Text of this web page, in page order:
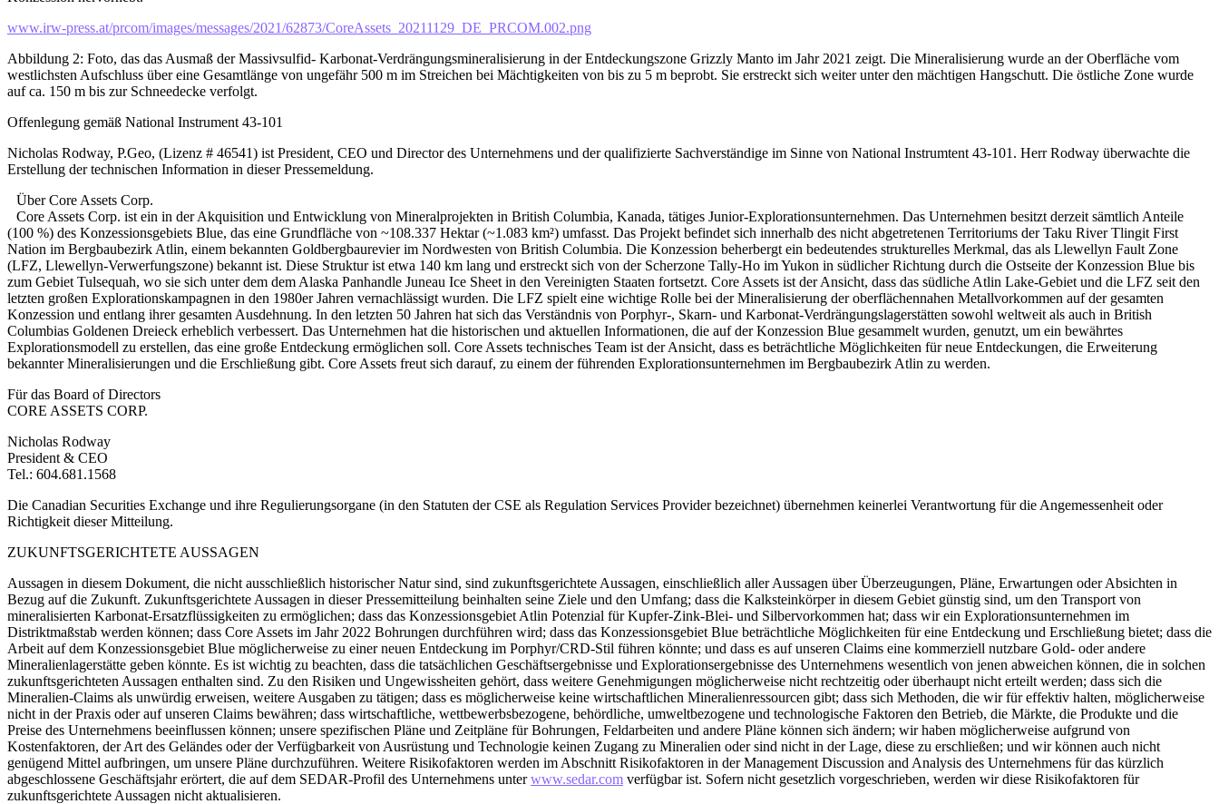
www.irw-press.at/prcom/images/messages/2021/62873/CoreAssets_20211129_DE_PRCOM.002.png
Abbildung 2: Foto, das das Ausmaß der Massivsulfid- Karbonat-Verdrängungsmineralisierung in der Entdeckungszone Grizzly Manto im Jahr 2021 zeigt. Die Mineralisierung wurde an der Oberfläche vom
westlichsten Aufschluss über eine Gesamtlänge von ungefähr 500 m im Streichen bei Mächtigkeiten von bis zu 5 m beprobt. Sie erstreckt sich weiter unter den mächtigen Hangschutt. Die östliche Zone wurde
auf ca. 150 m bis zur Schneedecke verfolgt.
Offenlegung gemäß National Instrument 43-101
Nicholas Rodway, P.Geo, (Lizenz # 46541) ist President, CEO und Director des Unternehmens und der qualifizierte Sachverständige im Sinne von National Instrumtent 43-101. Herr Rodway überwachte die
Erstellung der technischen Information in dieser Pressemeldung.
Über Core Assets Corp.
Core Assets Corp. ist ein in der Akquisition und Entwicklung von Mineralprojekten in British Columbia, Kanada, tätiges Junior-Explorationsunternehmen. Das Unternehmen besitzt derzeit sämtlich Anteile
(100 %) des Konzessionsgebiets Blue, das eine Grundfläche von ~108.337 Hektar (~1.083 km²) umfasst. Das Projekt befindet sich innerhalb des nicht abgetretenen Territoriums der Taku River Tlingit First
Nation im Bergbaubezirk Atlin, einem bekannten Goldbergbaurevier im Nordwesten von British Columbia. Die Konzession beherbergt ein bedeutendes strukturelles Merkmal, das als Llewellyn Fault Zone
(LFZ, Llewellyn-Verwerfungszone) bekannt ist. Diese Struktur ist etwa 140 km lang und erstreckt sich von der Scherzone Tally-Ho im Yukon in südlicher Richtung durch die Ostseite der Konzession Blue bis
zum Gebiet Tulsequah, wo sie sich unter dem dem Alaska Panhandle Juneau Ice Sheet in den Vereinigten Staaten fortsetzt. Core Assets ist der Ansicht, dass das südliche Atlin Lake-Gebiet und die LFZ seit den
letzten großen Explorationskampagnen in den 1980er Jahren vernachlässigt wurden. Die LFZ spielt eine wichtige Rolle bei der Mineralisierung der oberflächennahen Metallvorkommen auf der gesamten
Konzession und entlang ihrer gesamten Ausdehnung. In den letzten 50 Jahren hat sich das Verständnis von Porphyr-, Skarn- und Karbonat-Verdrängungslagerstätten sowohl weltweit als auch in British
Columbias Goldenen Dreieck erheblich verbessert. Das Unternehmen hat die historischen und aktuellen Informationen, die auf der Konzession Blue gesammelt wurden, genutzt, um ein bewährtes
Explorationsmodell zu erstellen, das eine große Entdeckung ermöglichen soll. Core Assets technisches Team ist der Ansicht, dass es beträchtliche Möglichkeiten für neue Entdeckungen, die Erweiterung
bekannter Mineralisierungen und die Erschließung gibt. Core Assets freut sich darauf, zu einem der führenden Explorationsunternehmen im Bergbaubezirk Atlin zu werden.
Für das Board of Directors
CORE ASSETS CORP.
Nicholas Rodway
President & CEO
Tel.: 604.681.1568
Die Canadian Securities Exchange und ihre Regulierungsorgane (in den Statuten der CSE als Regulation Services Provider bezeichnet) übernehmen keinerlei Verantwortung für die Angemessenheit oder
Richtigkeit dieser Mitteilung.
ZUKUNFTSGERICHTETE AUSSAGEN
Aussagen in diesem Dokument, die nicht ausschließlich historischer Natur sind, sind zukunftsgerichtete Aussagen, einschließlich aller Aussagen über Überzeugungen, Pläne, Erwartungen oder Absichten in
Bezug auf die Zukunft. Zukunftsgerichtete Aussagen in dieser Pressemitteilung beinhalten seine Ziele und den Umfang; dass die Kalksteinkörper in diesem Gebiet günstig sind, um den Transport von
mineralisierten Karbonat-Ersatzflüssigkeiten zu ermöglichen; dass das Konzessionsgebiet Atlin Potenzial für Kupfer-Zink-Blei- und Silbervorkommen hat; dass wir ein Explorationsunternehmen im
Distriktmaßstab werden können; dass Core Assets im Jahr 2022 Bohrungen durchführen wird; dass das Konzessionsgebiet Blue beträchtliche Möglichkeiten für eine Entdeckung und Erschließung bietet; dass die
Arbeit auf dem Konzessionsgebiet Blue möglicherweise zu einer neuen Entdeckung im Porphyr/CRD-Stil führen könnte; und dass es auf unseren Claims eine kommerziell nutzbare Gold- oder andere
Mineralienlagerstätte geben könnte. Es ist wichtig zu beachten, dass die tatsächlichen Geschäftsergebnisse und Explorationsergebnisse des Unternehmens wesentlich von jenen abweichen können, die in solchen
zukunftsgerichteten Aussagen enthalten sind. Zu den Risiken und Ungewissheiten gehört, dass weitere Genehmigungen möglicherweise nicht rechtzeitig oder überhaupt nicht erteilt werden; dass sich die
Mineralien-Claims als unwürdig erweisen, weitere Ausgaben zu tätigen; dass es möglicherweise keine wirtschaftlichen Mineralienressourcen gibt; dass sich Methoden, die wir für effektiv halten, möglicherweise
nicht in der Praxis oder auf unseren Claims bewähren; dass wirtschaftliche, wettbewerbsbezogene, behördliche, umweltbezogene und technologische Faktoren den Betrieb, die Märkte, die Produkte und die
Preise des Unternehmens beeinflussen können; unsere spezifischen Pläne und Zeitpläne für Bohrungen, Feldarbeiten und andere Pläne können sich ändern; wir haben möglicherweise aufgrund von
Kostenfaktoren, der Art des Geländes oder der Verfügbarkeit von Ausrüstung und Technologie keinen Zugang zu Mineralien oder sind nicht in der Lage, diese zu erschließen; und wir können auch nicht
genügend Mittel aufbringen, um unsere Pläne durchzuführen. Weitere Risikofaktoren werden im Abschnitt Risikofaktoren in der Management Discussion and Analysis des Unternehmens für das kürzlich
abgeschlossene Geschäftsjahr erörtert, die auf dem SEDAR-Profil des Unternehmens unterwww.sedar.com verfügbar ist. Sofern nicht gesetzlich vorgeschrieben, werden wir diese Risikofaktoren für
zukunftsgerichtete Aussagen nicht aktualisieren.